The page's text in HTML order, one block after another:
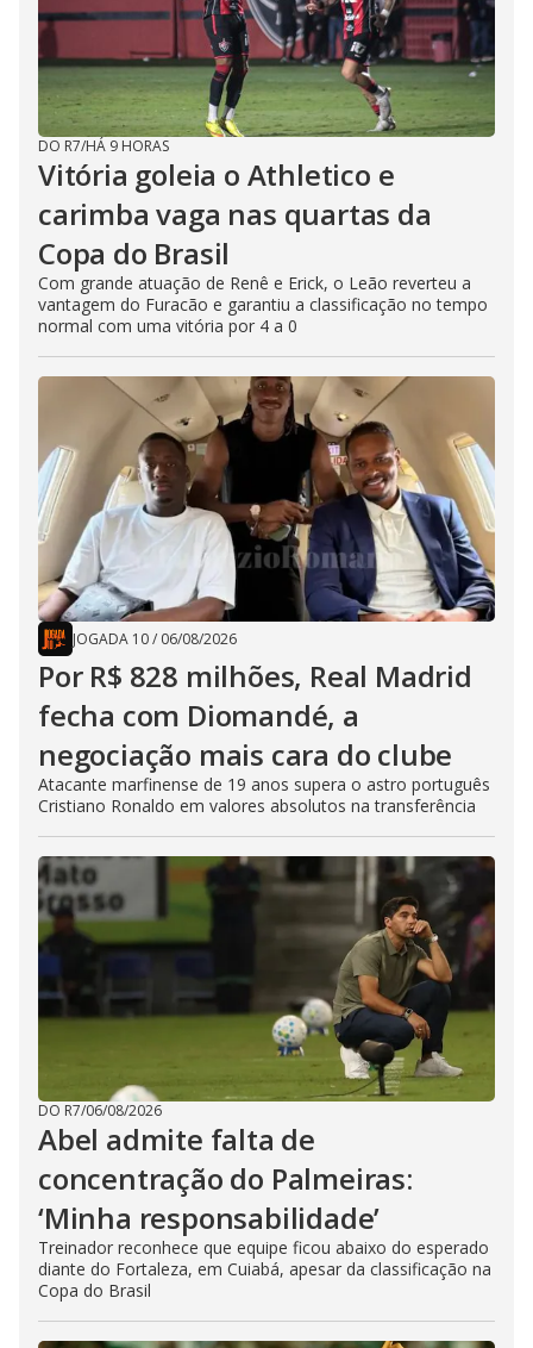
DO R7/HÁ 9 HORAS
Vitória goleia o Athletico e
carimba vaga nas quartas da
Copa do Brasil
Com grande atuação de Renê e Erick, o Leão reverteu a
vantagem do Furacão e garantiu a classificação no tempo
normal com uma vitória por 4 a 0
JOGADA 10/ 06/08/2026
Por R$ 828 milhões, Real Madrid
fecha com Diomandé, a
negociação mais cara do clube
Atacante marfinense de 19 anos supera o astro português
Cristiano Ronaldo em valores absolutos na transferência
DO R7/06/08/2026
Abel admite falta de
concentração do Palmeiras:
‘Minha responsabilidade’
Treinador reconhece que equipe ficou abaixo do esperado
diante do Fortaleza, em Cuiabá, apesar da classificação na
Copa do Brasil